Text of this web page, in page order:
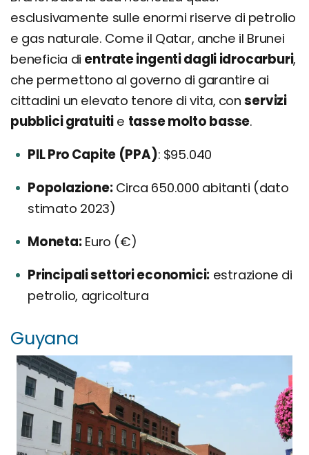
esclusivamente sulle enormi riserve di petrolio
e gas naturale. Come il Qatar, anche il Brunei
beneficia di entrate ingenti dagli idrocarburi,
che permettono al governo di garantire ai
cittadini un elevato tenore di vita, conservizi
pubblici gratuiti e tasse molto basse.
PIL Pro Capite (PPA): $95.040
Popolazione:Circa 650.000 abitanti (dato
stimato 2023)
Moneta:Euro (€)
Principali settori economici: estrazione di
petrolio, agricoltura
Guyana